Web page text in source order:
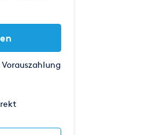
Vorauszahlung